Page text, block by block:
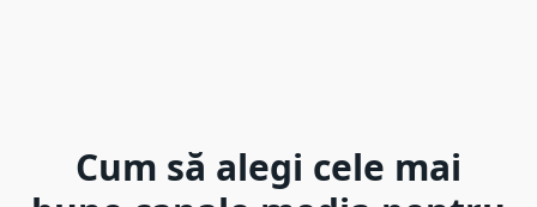
Cum să alegi cele mai